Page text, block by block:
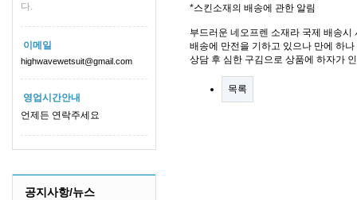
다.
이메일
highwavewetsuit@gmail.com
영업시간안내
언제든 연락주세요
공지사항/뉴스
*스킨소재의 배송에 관한 알림
부드러운 네오프렌 소재라 국제 배송
배송에 만전을 기하고 있으나 만에 하
상담 후 심한 구김으로 상품에 하자가
목록